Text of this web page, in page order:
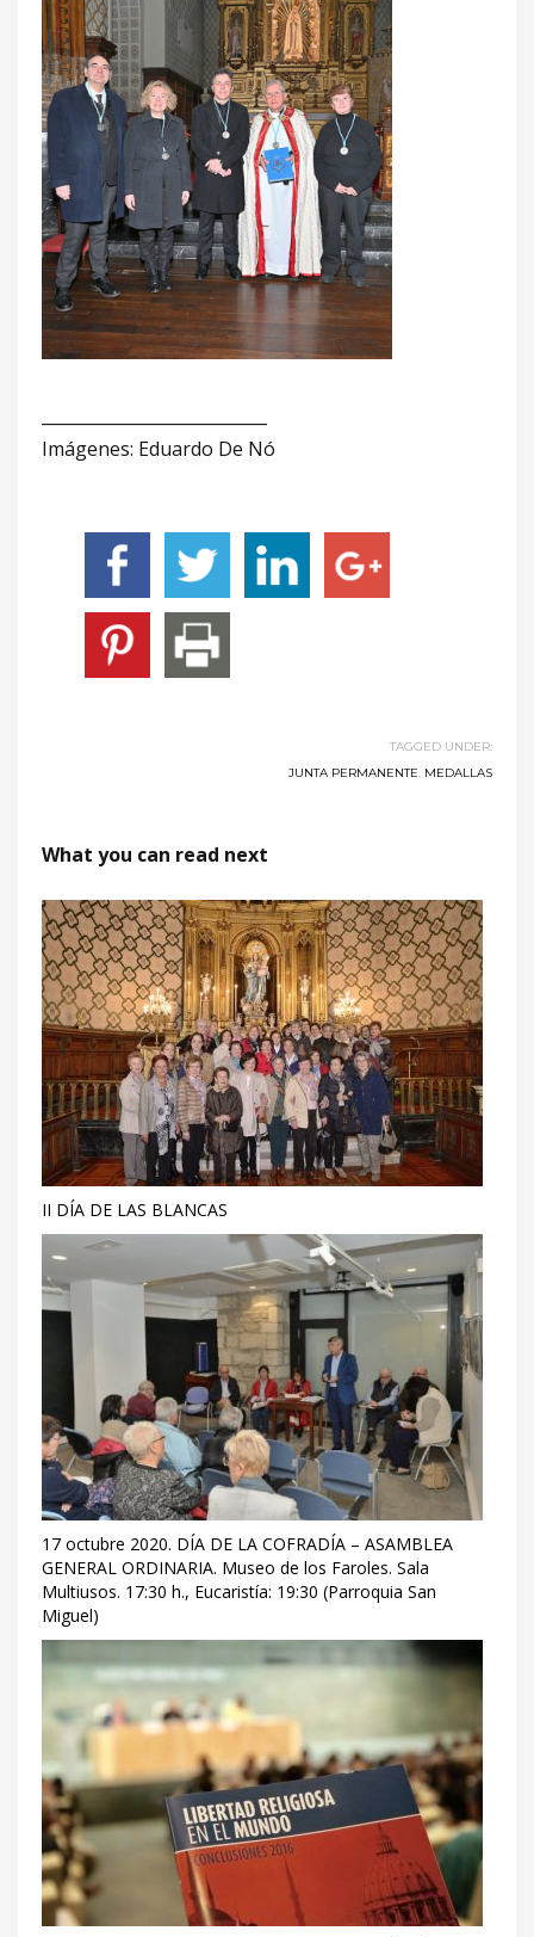
Imágenes: Eduardo De Nó
TAGGED UNDER:
JUNTA PERMANENTE, MEDALLAS
What you can read next
II DÍA DE LAS BLANCAS
17 octubre 2020. DÍA DE LA COFRADÍA – ASAMBLEA
GENERAL ORDINARIA. Museo de los Faroles. Sala
Multiusos. 17:30 h., Eucaristía: 19:30 (Parroquia San
Miguel)